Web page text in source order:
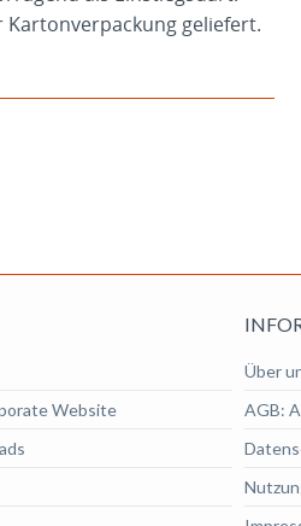
Kartonverpackung geliefert.
Website
Über
AGB: